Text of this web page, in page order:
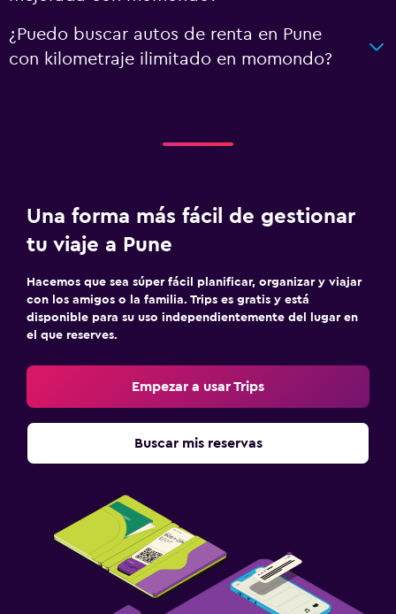
¿Puedo buscar autos de renta en Pune
con kilometraje ilimitado en momondo?
Una forma más fácil de gestionar
tu viaje a Pune
Hacemos que sea súper fácil planificar, organizar y viajar
con los amigos o la familia. Trips es gratis y está
disponible para su uso independientemente del lugar en
el que reserves.
Empezar a usar Trips
Buscar mis reservas